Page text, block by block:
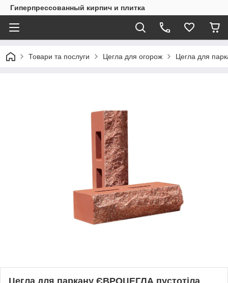
Гиперпрессованный кирпич и плитка
Товари та послуги Цегла для огорож Цегла для
Цегла для паркану ЄВРОЦЕГЛА пустотіла